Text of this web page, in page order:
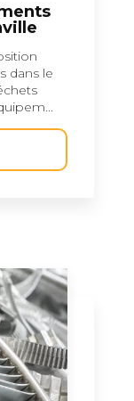
dans le